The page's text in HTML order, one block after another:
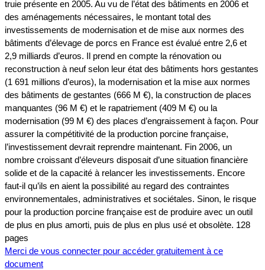
truie présente en 2005. Au vu de l’état des bâtiments en 2006 et
des aménagements nécessaires, le montant total des
investissements de modernisation et de mise aux normes des
bâtiments d’élevage de porcs en France est évalué entre 2,6 et
2,9 milliards d’euros. Il prend en compte la rénovation ou
reconstruction à neuf selon leur état des bâtiments hors gestantes
(1 691 millions d’euros), la modernisation et la mise aux normes
des bâtiments de gestantes (666 M €), la construction de places
manquantes (96 M €) et le rapatriement (409 M €) ou la
modernisation (99 M €) des places d’engraissement à façon. Pour
assurer la compétitivité de la production porcine française,
l’investissement devrait reprendre maintenant. Fin 2006, un
nombre croissant d’éleveurs disposait d’une situation financière
solide et de la capacité à relancer les investissements. Encore
faut-il qu’ils en aient la possibilité au regard des contraintes
environnementales, administratives et sociétales. Sinon, le risque
pour la production porcine française est de produire avec un outil
de plus en plus amorti, puis de plus en plus usé et obsolète. 128
pages
Merci de vous connecter pour accéder gratuitement à ce
document